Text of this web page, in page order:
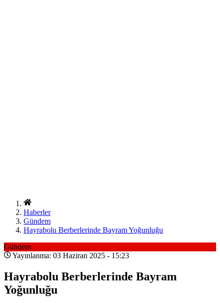
Haberler
Gündem
Hayrabolu Berberlerinde Bayram Yoğunluğu
Gündem
Yayınlanma: 03 Haziran 2025 - 15:23
Hayrabolu Berberlerinde Bayram
Yoğunluğu